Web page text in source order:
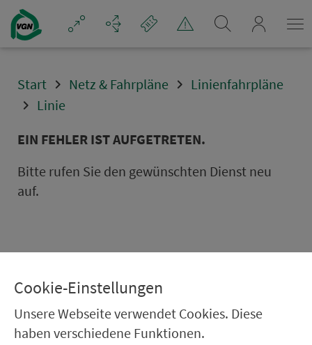
Navigation überspringen
Start Netz & Fahrpläne
Linienfahrpläne
Linie
EIN FEHLER IST AUFGETRETEN.
Bitte rufen Sie den gewünschten Dienst neu
auf.
Ver­kehrs­ver­bund Groß­raum
Cookie-Einstellungen
Unsere Webseite verwendet Cookies. Diese
haben verschiedene Funktionen.